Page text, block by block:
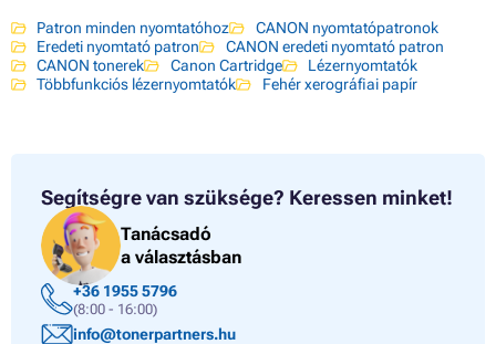
Patron minden nyomtatóhoz
CANON nyomtatópatronok
Eredeti nyomtató patron
CANON eredeti nyomtató patron
CANON tonerek
Canon Cartridge
Lézernyomtatók
Többfunkciós lézernyomtatók
Fehér xerográfiai papír
Segítségre van szüksége? Keressen minket!
Tanácsadó
a választásban
+36 1955 5796
(8:00 - 16:00)
info@tonerpartners.hu